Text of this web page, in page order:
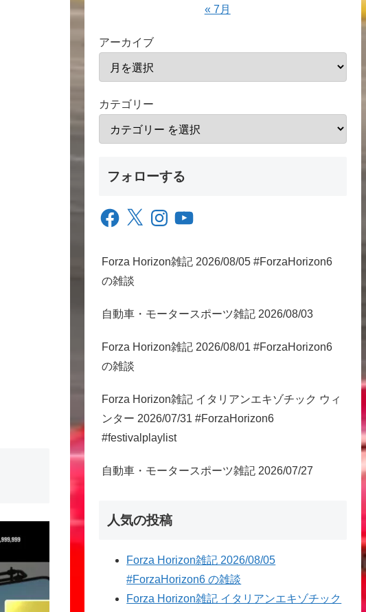
« 7月
アーカイブ
カテゴリー
フォローする
Facebook
X InstagramYouTube
Forza Horizon雑記 2026/08/05 #ForzaHorizon6
の雑談
自動車・モータースポーツ雑記 2026/08/03
Forza Horizon雑記 2026/08/01 #ForzaHorizon6
の雑談
Forza Horizon雑記 イタリアンエキゾチック ウィ
ンター 2026/07/31 #ForzaHorizon6
#festivalplaylist
自動車・モータースポーツ雑記 2026/07/27
人気の投稿
Forza Horizon雑記 2026/08/05
#ForzaHorizon6 の雑談
Forza Horizon雑記 イタリアンエキゾチック